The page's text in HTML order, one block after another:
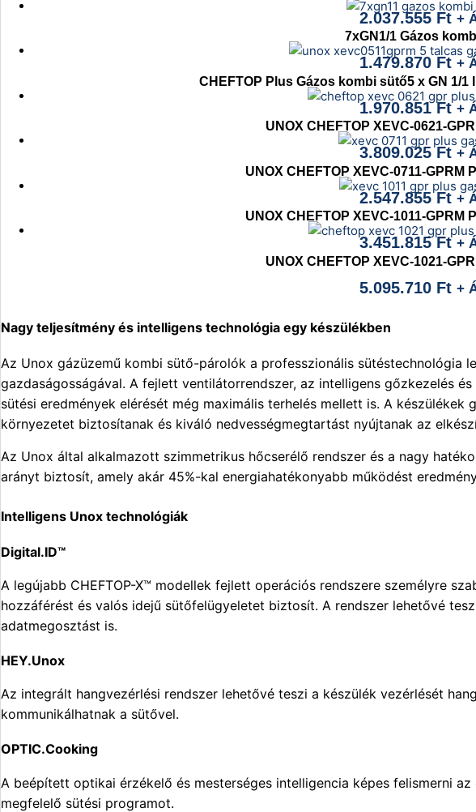
2.037.555 Ft +
7xGN1/1 Gázos
1.479.870 Ft +
CHEFTOP Plus Gázos kombi sütő5 x GN 1/
1.970.851Ft +
UNOX CHEFTOP XEVC-0621-
3.809.025Ft +
UNOX CHEFTOP XEVC-0711-GPRM
2.547.855Ft +
UNOX CHEFTOP XEVC-1011-GPRM
3.451.815Ft +
UNOX CHEFTOP XEVC-1021-
5.095.710 Ft +
Nagy teljesítmény és intelligens technológia egy készülékben
Az Unox gázüzemű kombi sütő-párolók a professzionális sütéstechnológia
gazdaságosságával. A fejlett ventilátorrendszer, az intelligens gőzkezelés
sütési eredmények elérését még maximális terhelés mellett is. A készülékek
környezetet biztosítanak és kiváló nedvességmegtartást nyújtanak az
Az Unox által alkalmazott szimmetrikus hőcserélő rendszer és a nagy
arányt biztosít, amely akár 45%-kal energiahatékonyabb működést
Intelligens Unox technológiák
Digital.ID™
A legújabb CHEFTOP-X™ modellek fejlett operációs rendszere személyre
hozzáférést és valós idejű sütőfelügyeletet biztosít. A rendszer lehetővé
adatmegosztást is.
HEY.Unox
Az integrált hangvezérlési rendszer lehetővé teszi a készülék vezérlését
kommunikálhatnak a sütővel.
OPTIC.Cooking
A beépített optikai érzékelő és mesterséges intelligencia képes felismerni
megfelelő sütési programot.